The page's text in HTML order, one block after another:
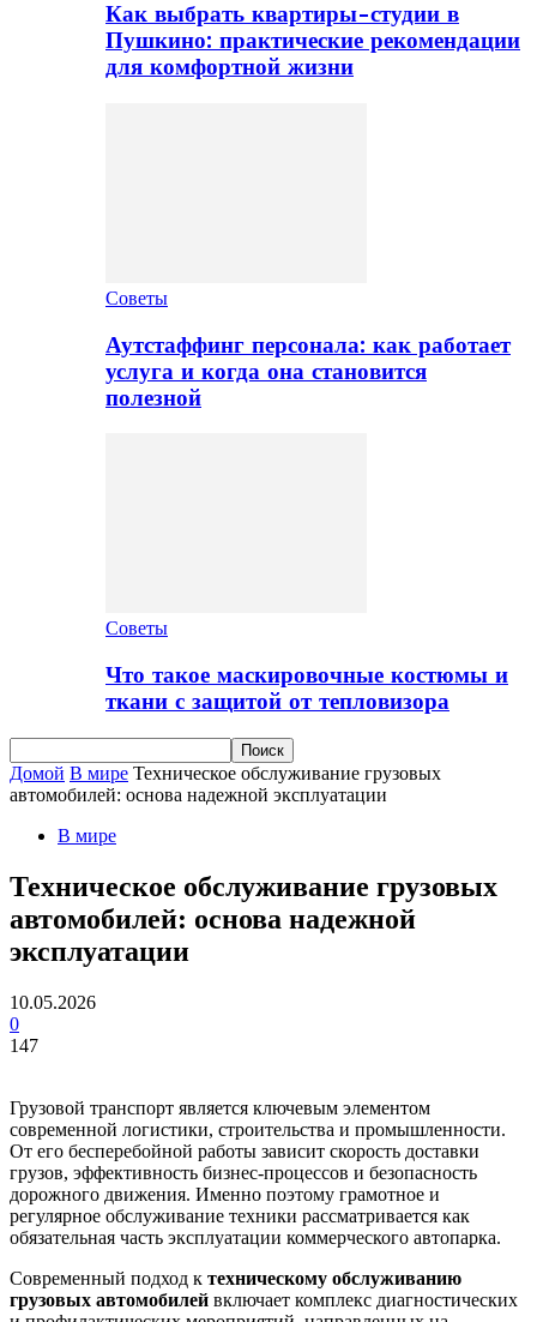
Как выбрать квартиры-студии в
Пушкино: практические рекомендации
для комфортной жизни
Советы
Аутстаффинг персонала: как работает
услуга и когда она становится
полезной
Советы
Что такое маскировочные костюмы и
ткани с защитой от тепловизора
Домой В мире Техническое обслуживание грузовых
автомобилей: основа надежной эксплуатации
В мире
Техническое обслуживание грузовых
автомобилей: основа надежной
эксплуатации
10.05.2026
0
147
Грузовой транспорт является ключевым элементом
современной логистики, строительства и промышленности.
От его бесперебойной работы зависит скорость доставки
грузов, эффективность бизнес-процессов и безопасность
дорожного движения. Именно поэтому грамотное и
регулярное обслуживание техники рассматривается как
обязательная часть эксплуатации коммерческого автопарка.
Современный подход к техническому обслуживанию
грузовых автомобилей включает комплекс диагностических